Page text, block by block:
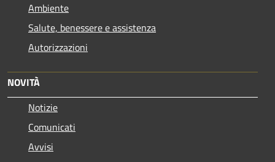
Ambiente
Salute, benessere e assistenza
Autorizzazioni
NOVITÀ
Notizie
Comunicati
Avvisi